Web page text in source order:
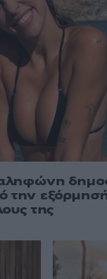
την
της